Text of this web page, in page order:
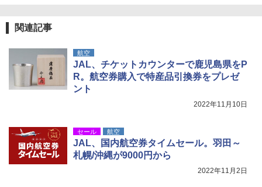
関の購入実績 登山・キャンプ・アウトドア・
防災用品 長期保存可能 緊急時用 日本国内発
送
着替えテント トイレテント 透けない【換気
通気窓付き】収納袋付き UVカット 防水 防災
コンパクト iimono117 (ブルー)
関連記事
航空
JAL、チケットカウンターで鹿児島県をP
R。航空券購入で特産品引換券をプレゼ
ント
2022年11月10日
セール 航空
JAL、国内航空券タイムセール。羽田～
札幌/沖縄が9000円から
2022年11月2日